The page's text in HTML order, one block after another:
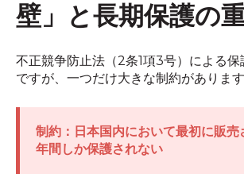
壁」と長期保護の
不正競争防止法（2条1項3号）による保
ですが、一つだけ大きな制約があります
制約：日本国内において最初に販
年間しか保護されない